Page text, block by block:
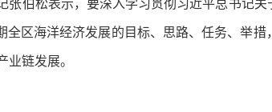
伯松表示，要深入学习贯彻习近平总书记关
全区海洋经济发展的目标、思路、任务、举
业链发展。